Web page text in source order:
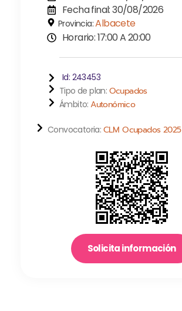
Fecha final: 30/08/2026
Provincia:Albacete
Horario: 17:00 A 20:00
Id: 243453
Tipo de plan: Ocupados
Ámbito:Autonómico
Convocatoria: CLM Ocupados 2025
Solicita información